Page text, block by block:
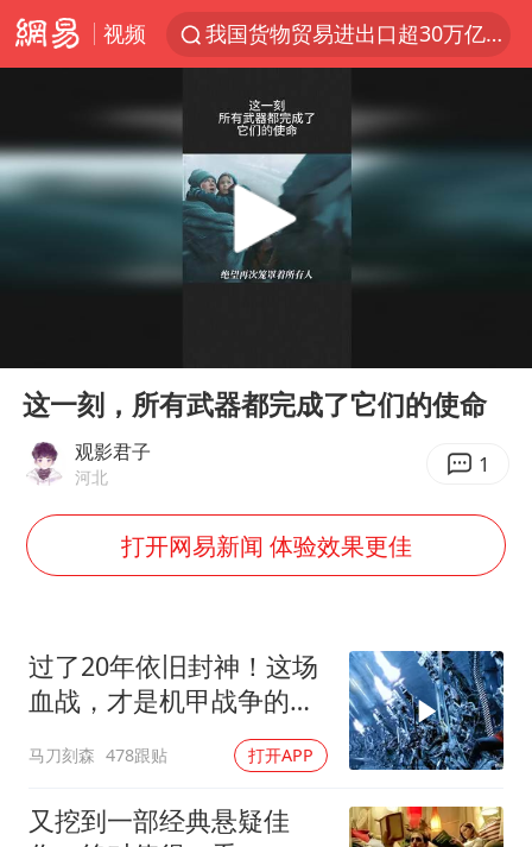
视频
我国货物贸易进出口超30万亿元
李云泽严重违纪违法
四川宜宾市高县发生4.9级地震
江苏发布台风蓝色预警
陕西省委书记赶赴柞水县杏坪镇
女孩摆摊卖菌子时收到北大通知书
东方之约 相约未来
Play
这一刻，所有武器都完成了它们的使命
观影君子
河北 1
打开网易新闻 体验效果更佳
过了20年依旧封神！这场
血战，才是机甲战争的真
马刀刻森 478跟贴 打开APP
又挖到一部经典悬疑佳